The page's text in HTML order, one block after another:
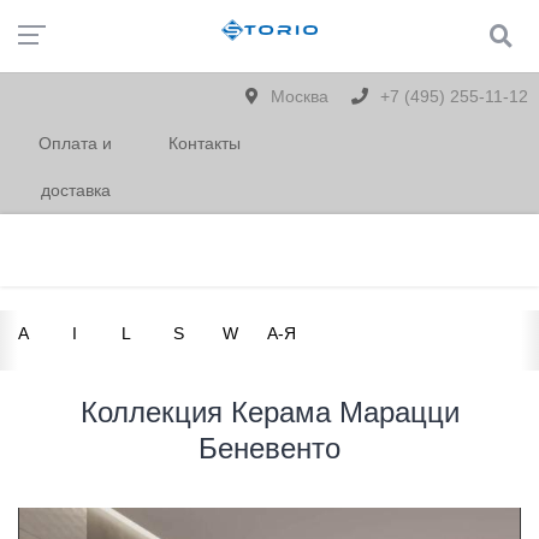
Москва +7 (495) 255-11-12
Оплата и
доставка
Контакты
A I L S W А-Я
Коллекция Керама Марацци
Беневенто